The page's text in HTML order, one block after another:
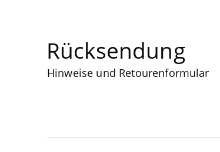
Rück­sen­dung
Hin­wei­se und Retourenformular